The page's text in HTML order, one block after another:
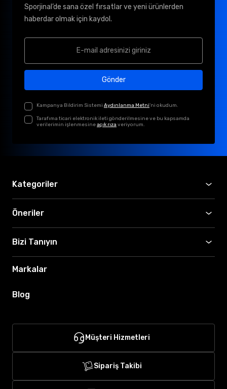
Sporjinal’de sana özel fırsatlar ve yeni ürünlerden
haberdar olmak için kaydol.
Gönder
Kampanya Bildirim Sistemi Aydınlanma Metni'ni okudum.
Tarafıma ticari elektronik ileti gönderilmesine ve bu kapsamda
verilerimin işlenmesineaçık rıza veriyorum.
Kategoriler
Öneriler
Bizi Tanıyın
Markalar
Blog
Müşteri Hizmetleri
Sipariş Takibi